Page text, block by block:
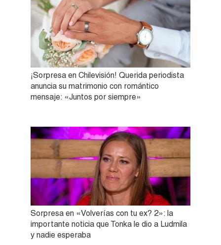
¡Sorpresa en Chilevisión! Querida periodista
anuncia su matrimonio con romántico
mensaje: «Juntos por siempre»
Sorpresa en «Volverías con tu ex? 2»: la
importante noticia que Tonka le dio a Ludmila
y nadie esperaba